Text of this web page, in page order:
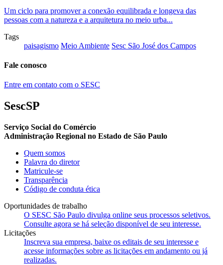
Um ciclo para promover a conexão equilibrada e longeva das
pessoas com a natureza e a arquitetura no meio urba...
Tags
paisagismo Meio Ambiente Sesc São José dos Campos
Fale conosco
Entre em contato com o SESC
SescSP
Serviço Social do Comércio
Administração Regional no Estado de São Paulo
Quem somos
Palavra do diretor
Matricule-se
Transparência
Código de conduta ética
Oportunidades de trabalho
O SESC São Paulo divulga online seus processos seletivos.
Consulte agora se há seleção disponível de seu interesse.
Licitações
Inscreva sua empresa, baixe os editais de seu interesse e
acesse informações sobre as licitações em andamento ou já
realizadas.